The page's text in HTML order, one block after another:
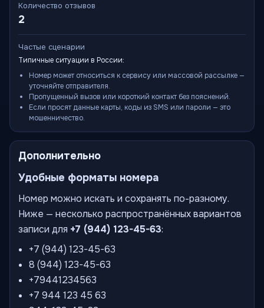
Количество отзывов
2
Частые сценарии
Типичные ситуации в России:
Номер может относиться к сервису или массовой рассылке —
уточняйте отправителя.
Пропущенный вызов или короткий контакт без пояснений.
Если просят данные карты, коды из SMS или пароли — это
мошенничество.
Дополнительно
Удобные форматы номера
Номер можно искать и сохранять по-разному.
Ниже — несколько распространённых вариантов
записи для +7 (944) 123-45-63:
+7 (944) 123-45-63
8 (944) 123-45-63
+79441234563
+7 944 123 45 63